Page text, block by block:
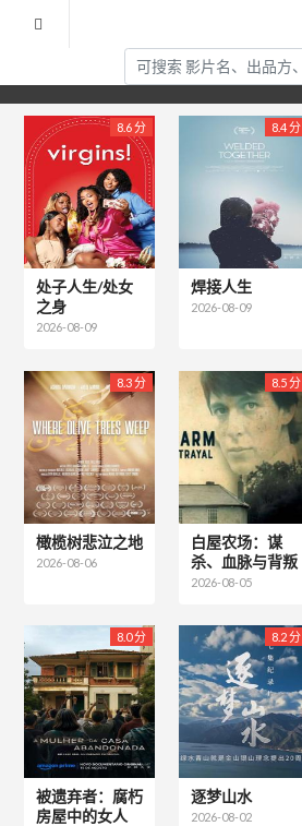
类型为"社会生活"的影片
8.6 分
处子人生/处女
之身
2026-08-09
8.4 分
焊接人生
2026-08-09
8.3 分
橄榄树悲泣之地
2026-08-06
8.5 分
白屋农场：谋
杀、血脉与背叛
2026-08-05
8.0 分
被遗弃者：腐朽
房屋中的女人
8.2 分
逐梦山水
2026-08-02